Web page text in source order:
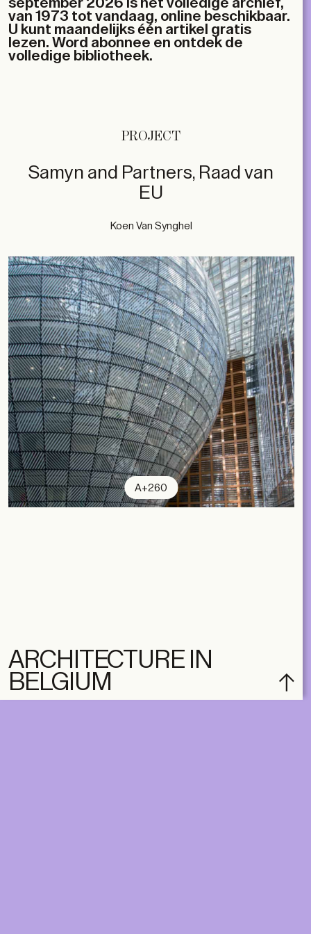
september 2026 is het volledige archief,
van 1973 tot vandaag, online beschikbaar.
U kunt maandelijks één artikel gratis
lezen. Word abonnee en ontdek de
volledige bibliotheek.
PROJECT
Samyn and Partners, Raad van
EU
Koen Van Synghel
A+260
ARCHITECTURE IN
BELGIUM